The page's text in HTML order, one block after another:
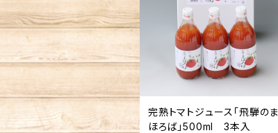
完熟トマトジュース「飛騨のま
ほろば」500ml 3本入